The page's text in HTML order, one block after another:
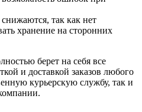
так как нет
хранение на сторонних
берет на себя все
и доставкой заказов любого
курьерскую службу, так и